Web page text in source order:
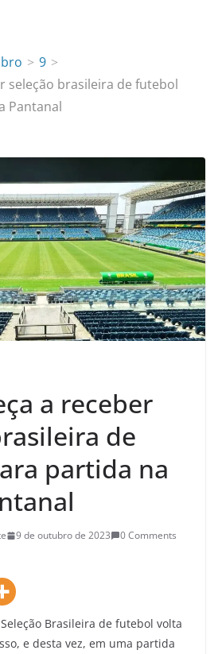
9
seleção brasileira de futebol
Pantanal
a receber
de
partida na
9 de outubro de 2023 0 Comments
Brasileira de futebol volta
e desta vez, em uma partida